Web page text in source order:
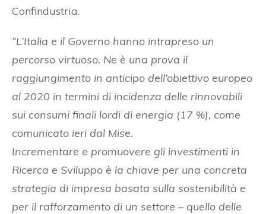
Confindustria.
“L’Italia e il Governo hanno intrapreso un
percorso virtuoso. Ne è una prova il
raggiungimento in anticipo dell’obiettivo europeo
al 2020 in termini di incidenza delle rinnovabili
sui consumi finali lordi di energia (17 %), come
comunicato ieri dal Mise.
Incrementare e promuovere gli investimenti in
Ricerca e Sviluppo è la chiave per una concreta
strategia di impresa basata sulla sostenibilità e
per il rafforzamento di un settore – quello delle